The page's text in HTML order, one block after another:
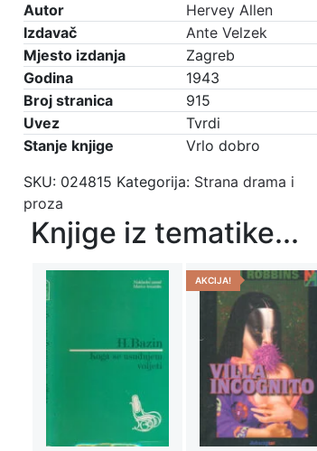
Autor
Hervey Allen
Izdavač
Ante Velzek
Mjesto izdanja
Zagreb
Godina
1943
Broj stranica
915
Uvez
Tvrdi
Stanje knjige
Vrlo dobro
SKU: 024815 Kategorija: Strana drama i
proza
Knjige iz tematike...
AKCIJA!